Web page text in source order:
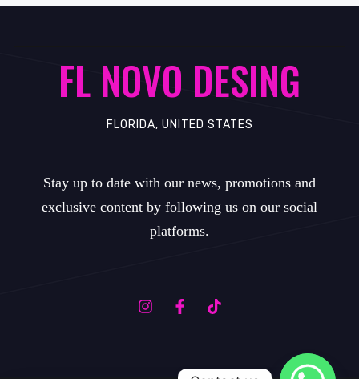
FL NOVO DESING
FLORIDA, UNITED STATES
Stay up to date with our news, promotions and
exclusive content by following us on our social
platforms.